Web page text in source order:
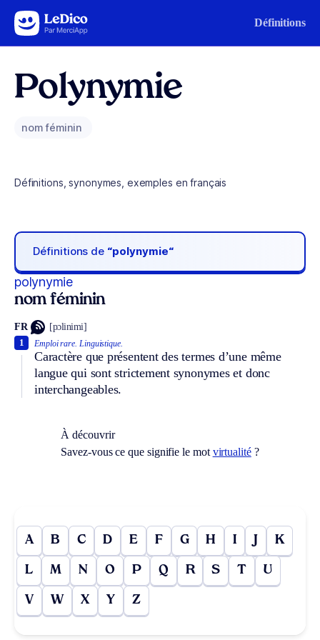
Aller au contenu Définitions
Polynymie
nom féminin
Définitions, synonymes, exemples en français
Définitions de “polynymie“
polynymie
nom féminin
FR [pɔlinimi]
Emploi rare. Linguistique.
Caractère que présentent des termes d’une même
langue qui sont strictement synonymes et donc
interchangeables.
1
À découvrir
Savez-vous ce que signifie le mot virtualité?
A B C D E F G H I J K
L M N O P Q R S T U
V W X Y Z